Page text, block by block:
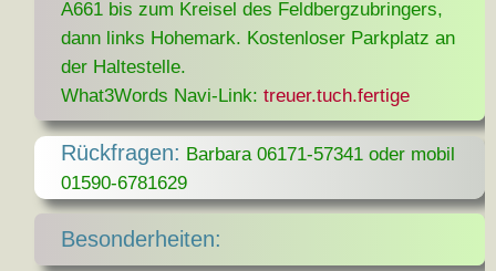
A661 bis zum Kreisel des Feldbergzubringers,
dann links Hohemark. Kostenloser Parkplatz an
der Haltestelle.
What3Words Navi-Link:treuer.tuch.fertige
Rückfragen: Barbara 06171-57341 oder mobil
01590-6781629
Besonderheiten: